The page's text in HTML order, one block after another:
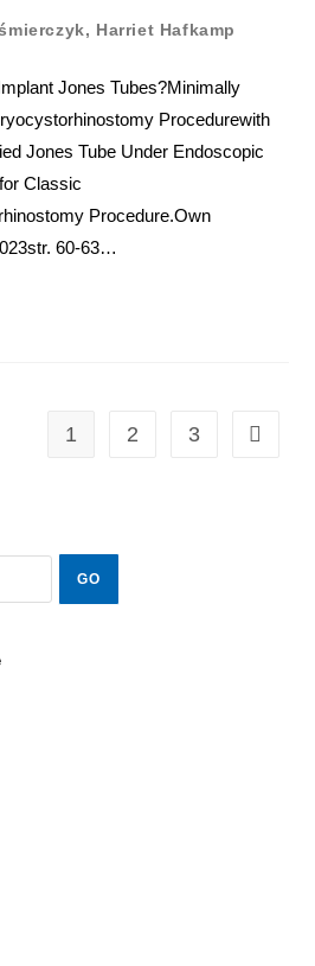
Harriet Hafkamp
Jones Tubes?Minimally
Procedurewith
Jones Tube Under Endoscopic
Classic
Procedure.Own
60-63…
1 2 3